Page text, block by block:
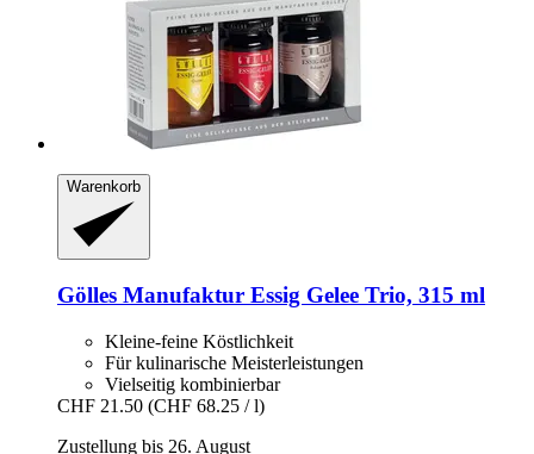
Warenkorb
Gölles Manufaktur Essig Gelee Trio, 315 ml
Kleine-feine Köstlichkeit
Für kulinarische Meisterleistungen
Vielseitig kombinierbar
CHF 21.50 (CHF 68.25 / l)
Zustellung bis 26. August